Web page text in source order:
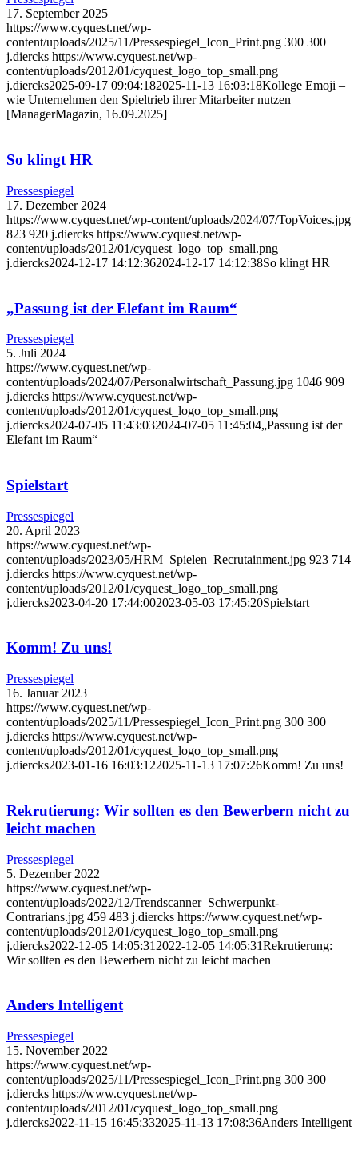
17. September 2025
https://www.cyquest.net/wp-
content/uploads/2025/11/Pressespiegel_Icon_Print.png 300 300
j.diercks https://www.cyquest.net/wp-
content/uploads/2012/01/cyquest_logo_top_small.png
j.diercks2025-09-17 09:04:182025-11-13 16:03:18Kollege Emoji –
wie Unternehmen den Spieltrieb ihrer Mitarbeiter nutzen
[ManagerMagazin, 16.09.2025]
So klingt HR
Pressespiegel
17. Dezember 2024
https://www.cyquest.net/wp-content/uploads/2024/07/TopVoices.jpg
823 920 j.diercks https://www.cyquest.net/wp-
content/uploads/2012/01/cyquest_logo_top_small.png
j.diercks2024-12-17 14:12:362024-12-17 14:12:38So klingt HR
„Passung ist der Elefant im Raum“
Pressespiegel
5. Juli 2024
https://www.cyquest.net/wp-
content/uploads/2024/07/Personalwirtschaft_Passung.jpg 1046 909
j.diercks https://www.cyquest.net/wp-
content/uploads/2012/01/cyquest_logo_top_small.png
j.diercks2024-07-05 11:43:032024-07-05 11:45:04„Passung ist der
Elefant im Raum“
Spielstart
Pressespiegel
20. April 2023
https://www.cyquest.net/wp-
content/uploads/2023/05/HRM_Spielen_Recrutainment.jpg 923 714
j.diercks https://www.cyquest.net/wp-
content/uploads/2012/01/cyquest_logo_top_small.png
j.diercks2023-04-20 17:44:002023-05-03 17:45:20Spielstart
Komm! Zu uns!
Pressespiegel
16. Januar 2023
https://www.cyquest.net/wp-
content/uploads/2025/11/Pressespiegel_Icon_Print.png 300 300
j.diercks https://www.cyquest.net/wp-
content/uploads/2012/01/cyquest_logo_top_small.png
j.diercks2023-01-16 16:03:122025-11-13 17:07:26Komm! Zu uns!
Rekrutierung: Wir sollten es den Bewerbern nicht zu
leicht machen
Pressespiegel
5. Dezember 2022
https://www.cyquest.net/wp-
content/uploads/2022/12/Trendscanner_Schwerpunkt-
Contrarians.jpg 459 483 j.diercks https://www.cyquest.net/wp-
content/uploads/2012/01/cyquest_logo_top_small.png
j.diercks2022-12-05 14:05:31 2022-12-05 14:05:31Rekrutierung:
Wir sollten es den Bewerbern nicht zu leicht machen
Anders Intelligent
Pressespiegel
15. November 2022
https://www.cyquest.net/wp-
content/uploads/2025/11/Pressespiegel_Icon_Print.png 300 300
j.diercks https://www.cyquest.net/wp-
content/uploads/2012/01/cyquest_logo_top_small.png
j.diercks2022-11-15 16:45:332025-11-13 17:08:36Anders Intelligent